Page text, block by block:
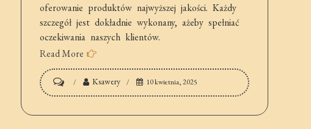
oferowanie produktów najwyższej jakości. Każdy
szczegół jest dokładnie wykonany, ażeby spełniać
oczekiwania naszych klientów.
Read More
Maskownice
na
Ksawery 10 kwietnia, 2025